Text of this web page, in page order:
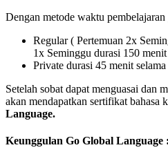
Dengan metode waktu
Regular ( Pertemuan 2x
1x Seminggu durasi 150
Private durasi 45 menit
Setelah sobat dapat menguasai dan
akan mendapatkan sertifikat bahasa
Language.
Keunggulan Go Global Language :